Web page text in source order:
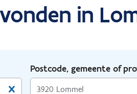
in
Postcode, gemeente of